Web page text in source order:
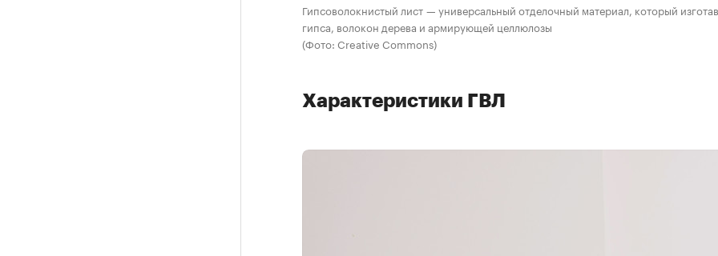
Гипсоволокнистый лист — универсальный отделочный материал, который
гипса, волокон дерева и армирующей целлюлозы
(Фото: Creative Commons)
Характеристики ГВЛ